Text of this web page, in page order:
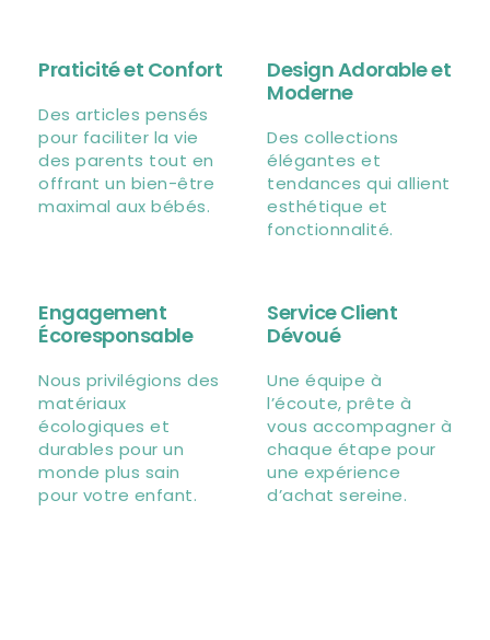
Praticité et Confort
Des articles pensés
pour faciliter la vie
des parents tout en
offrant un bien-être
maximal aux bébés.
Design Adorable et
Moderne
Des collections
élégantes et
tendances qui allient
esthétique et
fonctionnalité.
Engagement
Écoresponsable
Nous privilégions des
matériaux
écologiques et
durables pour un
monde plus sain
pour votre enfant.
Service Client
Dévoué
Une équipe à
l’écoute, prête à
vous accompagner à
chaque étape pour
une expérience
d’achat sereine.